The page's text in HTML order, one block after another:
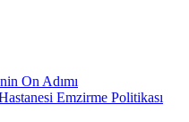
On Adımı
Emzirme Politikası